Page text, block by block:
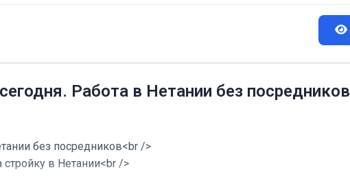
Работа в Нетании без посредников
без посредников<br />
стройку в Нетании<br />